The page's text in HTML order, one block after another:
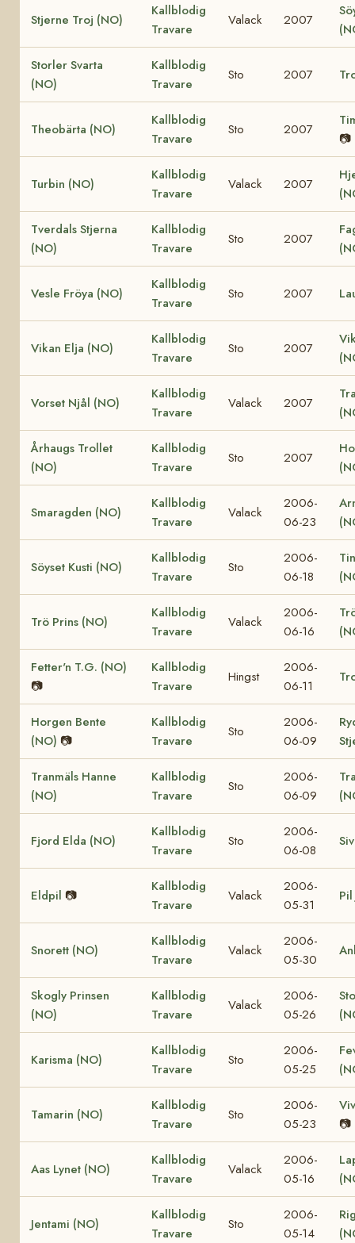
Stjerne Troj (NO)
Kallblodig
Travare
Valack 2007
Storler Svarta
(NO)
Kallblodig
Travare
Sto 2007
Theobärta (NO)
Kallblodig
Travare
Sto 2007
📷
Turbin (NO)
Kallblodig
Travare
Valack 2007
Tverdals Stjerna
(NO)
Kallblodig
Travare
Sto 2007
Vesle Fröya (NO)
Kallblodig
Travare
Sto 2007
Vikan Elja (NO)
Kallblodig
Travare
Sto 2007
Vorset Njål (NO)
Kallblodig
Travare
Valack 2007
Århaugs Trollet
(NO)
Kallblodig
Travare
Sto 2007
Smaragden (NO)
Kallblodig
Travare
Valack
2006-
06-23
Söyset Kusti (NO)
Kallblodig
Travare
Sto
2006-
06-18
Trö Prins (NO)
Kallblodig
Travare
Valack
2006-
06-16
Fetter'n T.G. (NO)
📷
Kallblodig
Travare
Hingst
2006-
06-11
Horgen Bente
(NO) 📷
Kallblodig
Travare
Sto
2006-
06-09
Tranmäls Hanne
(NO)
Kallblodig
Travare
Sto
2006-
06-09
Fjord Elda (NO)
Kallblodig
Travare
Sto
2006-
06-08
Eldpil 📷
Kallblodig
Travare
Valack
2006-
05-31
Pil
Snorett (NO)
Kallblodig
Travare
Valack
2006-
05-30
Skogly Prinsen
(NO)
Kallblodig
Travare
Valack
2006-
05-26
Karisma (NO)
Kallblodig
Travare
Sto
2006-
05-25
Tamarin (NO)
Kallblodig
Travare
Sto
2006-
05-23
📷
Aas Lynet (NO)
Kallblodig
Travare
Valack
2006-
05-16
Jentami (NO)
Kallblodig
Travare
Sto
2006-
05-14